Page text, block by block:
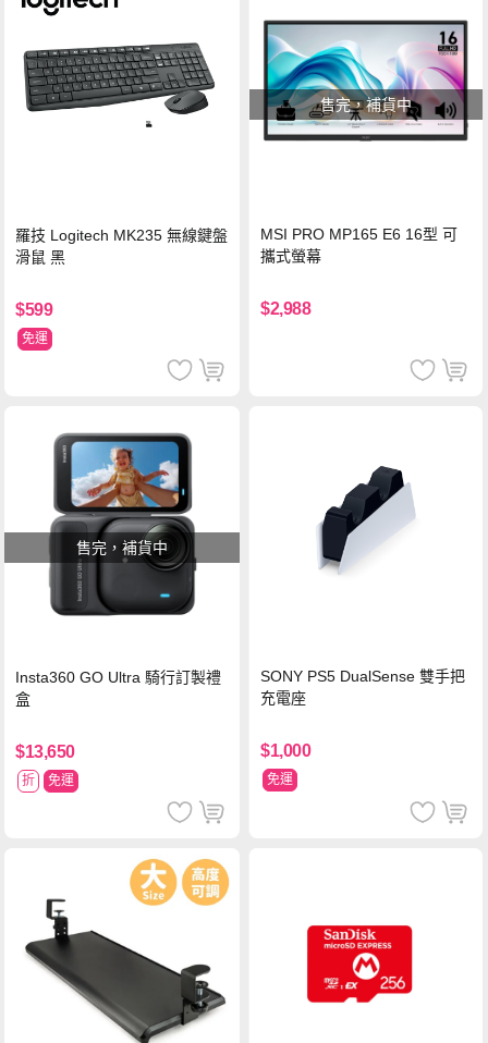
羅技 Logitech MK235 無線鍵盤
滑鼠 黑
$599
免運
售完，補貨中
MSI PRO MP165 E6 16型 可
攜式螢幕
$2,988
售完，補貨中
Insta360 GO Ultra 騎行訂製禮
盒
$13,650
折 免運
SONY PS5 DualSense 雙手把
充電座
$1,000
免運